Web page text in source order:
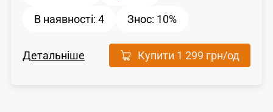
В наявності: 4 Знос: 10%
Детальніше Купити 1 299 грн/од